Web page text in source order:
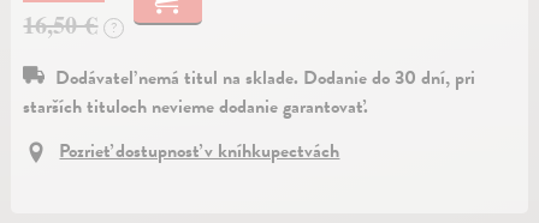
16,50 €
?
Dodávateľ nemá titul na sklade. Dodanie do 30 dní, pri
starších tituloch nevieme dodanie garantovať.
Pozrieť dostupnosť v kníhkupectvách